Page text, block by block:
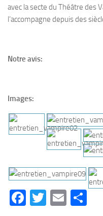
avec la secte du Théâtre des
l’accompagne depuis des
Notre avis:
Images:
Facebook
Twitter
Email